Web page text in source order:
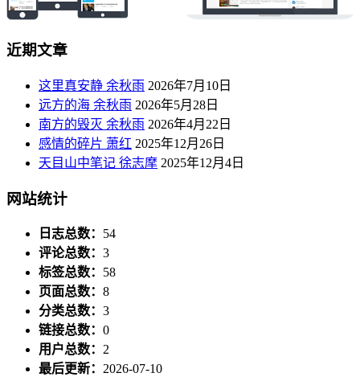
近期文章
这里真安静 余秋雨 2026年7月10日
远方的海 余秋雨 2026年5月28日
南方的毁灭 余秋雨 2026年4月22日
感情的碎片 萧红 2025年12月26日
天目山中笔记 徐志摩 2025年12月4日
网站统计
日志总数： 54
评论总数： 3
标签总数： 58
页面总数： 8
分类总数： 3
链接总数： 0
用户总数： 2
最后更新： 2026-07-10